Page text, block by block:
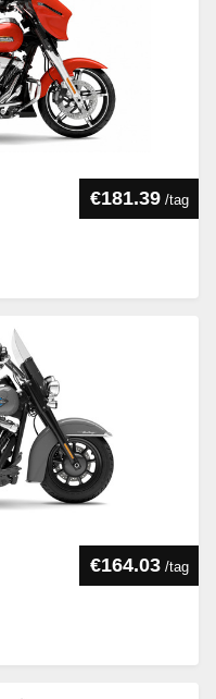
€181.39 /tag
€164.03 /tag